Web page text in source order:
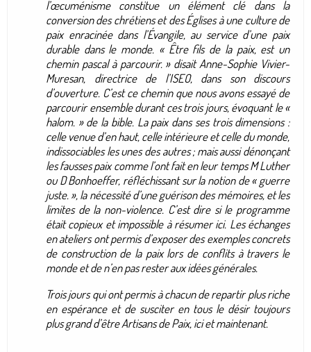
l’œcuménisme constitue un élément clé dans la
conversion des chrétiens et des Églises à une culture de
paix enracinée dans l’Évangile, au service d’une paix
durable dans le monde. « Être fils de la paix, est un
chemin pascal à parcourir. » disait Anne-Sophie Vivier-
Muresan, directrice de l’ISEO, dans son discours
d’ouverture. C’est ce chemin que nous avons essayé de
parcourir ensemble durant ces trois jours, évoquant le «
halom. » de la bible. La paix dans ses trois dimensions :
celle venue d’en haut, celle intérieure et celle du monde,
indissociables les unes des autres ; mais aussi dénonçant
les fausses paix comme l’ont fait en leur temps M Luther
ou D Bonhoeffer, réfléchissant sur la notion de « guerre
juste. », la nécessité d’une guérison des mémoires, et les
limites de la non-violence. C’est dire si le programme
était copieux et impossible à résumer ici. Les échanges
en ateliers ont permis d’exposer des exemples concrets
de construction de la paix lors de conflits à travers le
monde et de n’en pas rester aux idées générales.
Trois jours qui ont permis à chacun de repartir plus riche
en espérance et de susciter en tous le désir toujours
plus grand d’être Artisans de Paix, ici et maintenant.